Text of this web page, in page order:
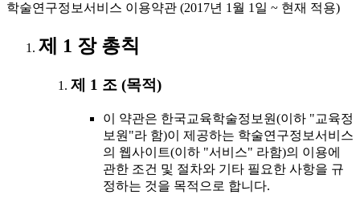
학술연구정보서비스 이용약관 (2017년 1월 1일 ~ 현재 적용)
제 1 장 총칙
제 1 조 (목적)
이 약관은 한국교육학술정보원(이하 "교육정
보원"라 함)이 제공하는 학술연구정보서비스
의 웹사이트(이하 "서비스" 라함)의 이용에
관한 조건 및 절차와 기타 필요한 사항을 규
정하는 것을 목적으로 합니다.